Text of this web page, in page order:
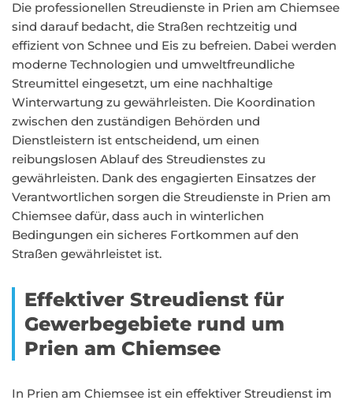
Die professionellen Streudienste in Prien am Chiemsee
sind darauf bedacht, die Straßen rechtzeitig und
effizient von Schnee und Eis zu befreien. Dabei werden
moderne Technologien und umweltfreundliche
Streumittel eingesetzt, um eine nachhaltige
Winterwartung zu gewährleisten. Die Koordination
zwischen den zuständigen Behörden und
Dienstleistern ist entscheidend, um einen
reibungslosen Ablauf des Streudienstes zu
gewährleisten. Dank des engagierten Einsatzes der
Verantwortlichen sorgen die Streudienste in Prien am
Chiemsee dafür, dass auch in winterlichen
Bedingungen ein sicheres Fortkommen auf den
Straßen gewährleistet ist.
Effektiver Streudienst für
Gewerbegebiete rund um
Prien am Chiemsee
In Prien am Chiemsee ist ein effektiver Streudienst im